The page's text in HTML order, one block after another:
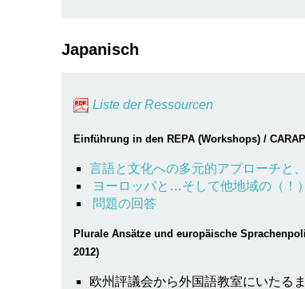
Japanisch
Liste der Ressourcen
Einführung in den REPA (Workshops) / CARAP
言語と文化への多元的アプローチと
ヨーロッパと…そして他地域の（！
問題の回答
Plurale Ansätze und europäische
2012)
欧州評議会から外国語教室にいたる